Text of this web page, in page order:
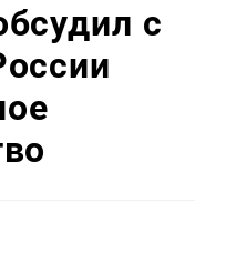
с